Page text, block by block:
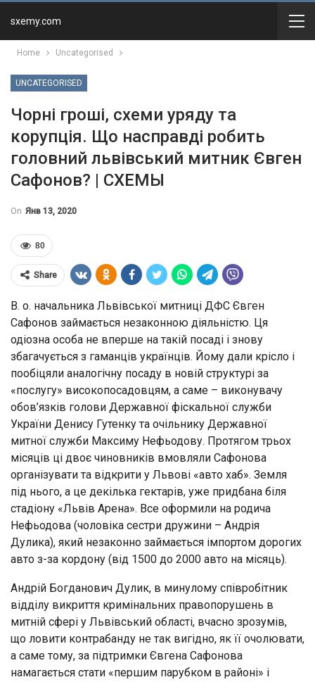
sxemy.com
Home Uncategorised
UNCATEGORISED
Чорні гроші, схеми уряду та
корупція. Що насправді робить
головний львівський митник Євген
Сафонов? | СХЕМЫ
On Янв 13, 2020
80
Share
В. о. начальника Львівської митниці ДФС Євген
Сафонов займається незаконною діяльністю. Ця
одіозна особа не вперше на такій посаді і знову
збагачується з гаманців українців. Йому дали крісло і
пообіцяли аналогічну посаду в новій структурі за
«послугу» високопосадовцям, а саме – виконувачу
обов’язків голови Державної фіскальної служби
України Денису Гутенку та очільнику Державної
митної служби Максиму Нефьодову. Протягом трьох
місяців ці двоє чиновників вмовляли Сафонова
організувати та відкрити у Львові «авто хаб». Земля
під нього, а це декілька гектарів, уже придбана біля
стадіону «Львів Арена». Все оформили на родича
Нефьодова (чоловіка сестри дружини – Андрія
Дулика), який незаконно займається імпортом дорогих
авто з-за кордону (від 1500 до 2000 авто на місяць).
Андрій Богданович Дулик, в минулому співробітник
відділу викриття кримінальних правопорушень в
митній сфері у Львівський області, вчасно зрозумів,
що ловити контрабанду не так вигідно, як її очолювати,
а саме тому, за підтримки Євгена Сафонова
намагається стати «першим парубком в районі» і